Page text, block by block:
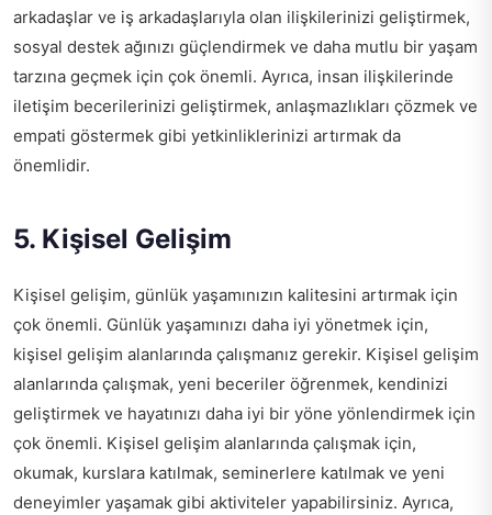
arkadaşlar ve iş arkadaşlarıyla olan ilişkilerinizi geliştirmek,
sosyal destek ağınızı güçlendirmek ve daha mutlu bir yaşam
tarzına geçmek için çok önemli. Ayrıca, insan ilişkilerinde
iletişim becerilerinizi geliştirmek, anlaşmazlıkları çözmek ve
empati göstermek gibi yetkinliklerinizi artırmak da
önemlidir.
5. Kişisel Gelişim
Kişisel gelişim, günlük yaşamınızın kalitesini artırmak için
çok önemli. Günlük yaşamınızı daha iyi yönetmek için,
kişisel gelişim alanlarında çalışmanız gerekir. Kişisel gelişim
alanlarında çalışmak, yeni beceriler öğrenmek, kendinizi
geliştirmek ve hayatınızı daha iyi bir yöne yönlendirmek için
çok önemli. Kişisel gelişim alanlarında çalışmak için,
okumak, kurslara katılmak, seminerlere katılmak ve yeni
deneyimler yaşamak gibi aktiviteler yapabilirsiniz. Ayrıca,